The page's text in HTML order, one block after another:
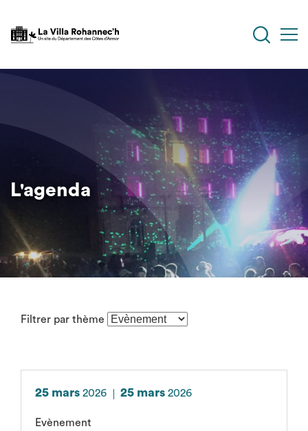
principal
L'agenda
Filtrer par thème
(rechargement
sélection)
25 mars 2026 25 mars 2026
Evènement